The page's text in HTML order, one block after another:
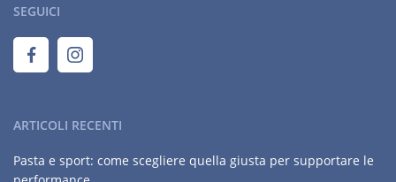
SEGUICI
ARTICOLI RECENTI
Pasta e sport: come scegliere quella giusta per supportare le